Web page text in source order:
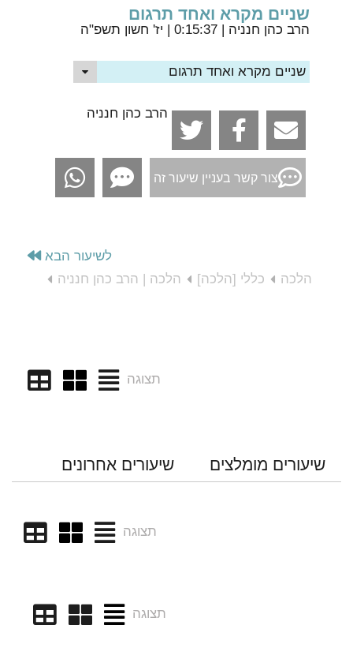
שניים מקרא ואחד תרגום
הרב כהן חנניה
שניים מקרא ואחד תרגום
הרב כהן חנניה
צור קשר בעניין שיעור זה
לשיעור הבא
הלכה
כללי [הלכה] הלכה | הרב כהן חנניה
תצוגה
שיעורים מומלצים שיעורים אחרונים
תצוגה
תצוגה